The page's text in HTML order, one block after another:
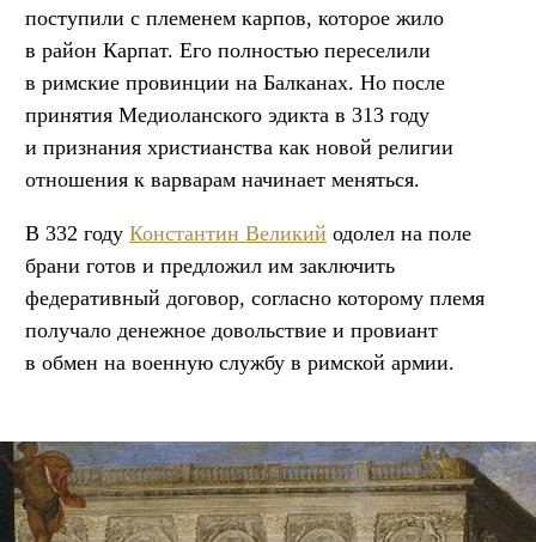
поступили с племенем карпов, которое жило
в район Карпат. Его полностью переселили
в римские провинции на Балканах. Но после
принятия Медиоланского эдикта в 313 году
и признания христианства как новой религии
отношения к варварам начинает меняться.
В 332 году Константин Великий одолел на поле
брани готов и предложил им заключить
федеративный договор, согласно которому племя
получало денежное довольствие и провиант
в обмен на военную службу в римской армии.